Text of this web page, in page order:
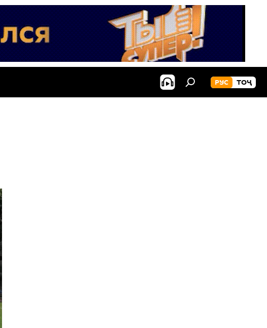
РУС ТОҶ